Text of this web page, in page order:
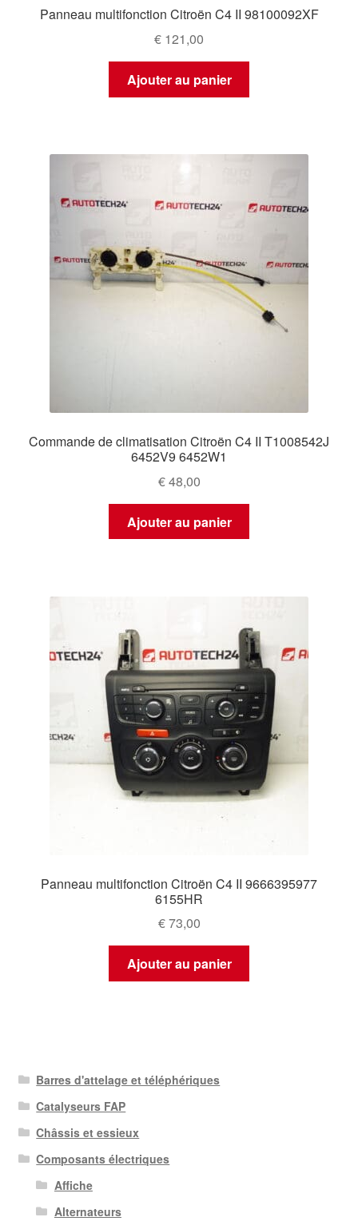
Panneau multifonction Citroën C4 II 98100092XF
€ 121,00
Ajouter au panier
Commande de climatisation Citroën C4 II T1008542J
6452V9 6452W1
€48,00
Ajouter au panier
Panneau multifonction Citroën C4 II 9666395977
6155HR
€73,00
Ajouter au panier
Barres d'attelage et téléphériques
Catalyseurs FAP
Châssis et essieux
Composants électriques
Affiche
Alternateurs